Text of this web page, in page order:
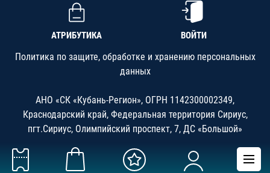
АТРИБУТИКА ВОЙТИ
Политика по защите, обработке и хранению персональных
данных
АНО «СК «Кубань-Регион», ОГРН 1142300002349,
Краснодарский край, Федеральная территория Сириус,
пгт.Сириус, Олимпийский проспект, 7, ДС «Большой»